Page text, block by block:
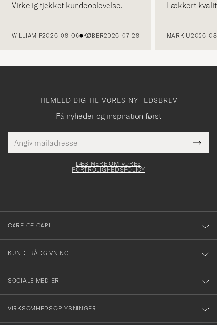
Virkelig tjekket kundeoplevelse.
WILLIAM P2026-08-06 KØBER2026-07-28
Lækkert
MARK U2026-
TILMELD DIG TIL VORES NYHEDSBREV
Få nyheder og inspiration først
mailadresse
skal
Tack
för
dig
till
vårt
nyhetsbrev!
LÆS MERE OM VORES
FORTROLIGHEDSPOLICY
CARE OF CARL
KUNDERÅDGIVNING
SOCIALE MEDIER
VIRKSOMHEDSOPLYSNINGER